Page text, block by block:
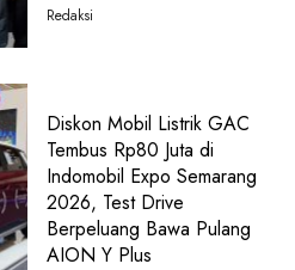
Redaksi
Diskon Mobil Listrik GAC
Tembus Rp80 Juta di
Indomobil Expo Semarang
2026, Test Drive
Berpeluang Bawa Pulang
AION Y Plus